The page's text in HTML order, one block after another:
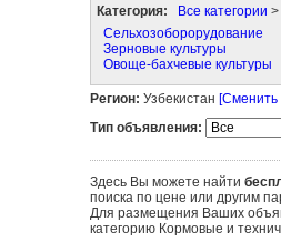
Категория: Все категории >
Сельхозоборорудование
Зерновые культуры
Овоще-бахчевые культуры
Регион: Узбекистан [Сменить
Тип объявления:
Здесь Вы можете найти
поиска по цене или другим
Для размещения Ваших
категорию Кормовые и